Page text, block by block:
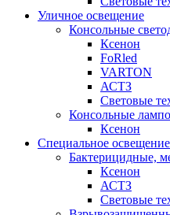
Уличное освещение
Консольные
Ксенон
FoRled
VARTON
АСТЗ
Световые
Консольные
Ксенон
Специальное освещение
Бактерицидные,
Ксенон
АСТЗ
Световые